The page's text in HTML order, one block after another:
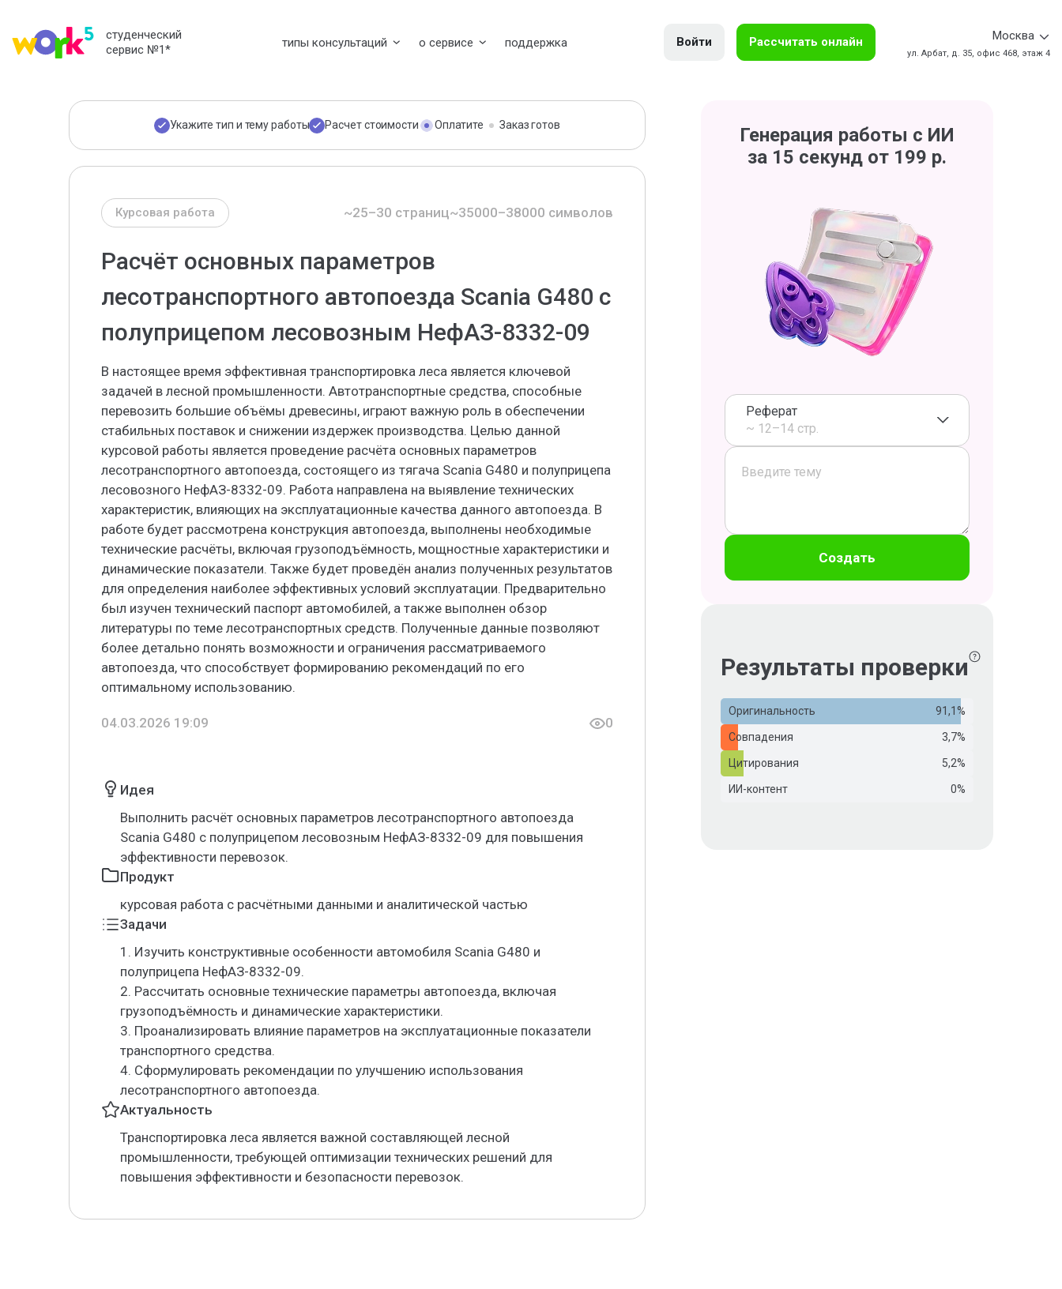
студенческий
сервис №1* типы консультаций о сервисе поддержка Войти Рассчитать онлайн Москва
ул. Арбат, д. 35, офис 468, этаж 4
Укажите тип и тему работы Расчет стоимости Оплатите Заказ готов
Курсовая работа ~25–30 страниц~35000–38000 символов
Расчёт основных параметров
лесотранспортного автопоезда Scania G480 с
полуприцепом лесовозным НефАЗ-8332-09
В настоящее время эффективная транспортировка леса является ключевой
задачей в лесной промышленности. Автотранспортные средства, способные
перевозить большие объёмы древесины, играют важную роль в обеспечении
стабильных поставок и снижении издержек производства. Целью данной
курсовой работы является проведение расчёта основных параметров
лесотранспортного автопоезда, состоящего из тягача Scania G480 и полуприцепа
лесовозного НефАЗ-8332-09. Работа направлена на выявление технических
характеристик, влияющих на эксплуатационные качества данного автопоезда. В
работе будет рассмотрена конструкция автопоезда, выполнены необходимые
технические расчёты, включая грузоподъёмность, мощностные характеристики и
динамические показатели. Также будет проведён анализ полученных результатов
для определения наиболее эффективных условий эксплуатации. Предварительно
был изучен технический паспорт автомобилей, а также выполнен обзор
литературы по теме лесотранспортных средств. Полученные данные позволяют
более детально понять возможности и ограничения рассматриваемого
автопоезда, что способствует формированию рекомендаций по его
оптимальному использованию.
04.03.2026 19:09 0
Идея
Выполнить расчёт основных параметров лесотранспортного автопоезда
Scania G480 с полуприцепом лесовозным НефАЗ-8332-09 для повышения
эффективности перевозок.
Продукт
курсовая работа с расчётными данными и аналитической частью
Задачи
1. Изучить конструктивные особенности автомобиля Scania G480 и
полуприцепа НефАЗ-8332-09.
2. Рассчитать основные технические параметры автопоезда, включая
грузоподъёмность и динамические характеристики.
3. Проанализировать влияние параметров на эксплуатационные показатели
транспортного средства.
4. Сформулировать рекомендации по улучшению использования
лесотранспортного автопоезда.
Актуальность
Транспортировка леса является важной составляющей лесной
промышленности, требующей оптимизации технических решений для
повышения эффективности и безопасности перевозок.
Генерация работы с ИИ
за 15 секунд от 199 р.
Реферат
~ 12–14 стр.
Создать
Результаты проверки
Оригинальность 91,1%
Совпадения 3,7%
Цитирования 5,2%
ИИ-контент 0%